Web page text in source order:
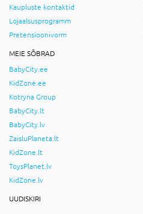
Kaupluste kontaktid
Lojaalsusprogramm
Pretensioonivorm
MEIE SÕBRAD
BabyCity.ee
KidZone.ee
Kotryna Group
BabyCity.lt
BabyCity.lv
ZaisluPlaneta.lt
KidZone.lt
ToysPlanet.lv
KidZone.lv
UUDISKIRI